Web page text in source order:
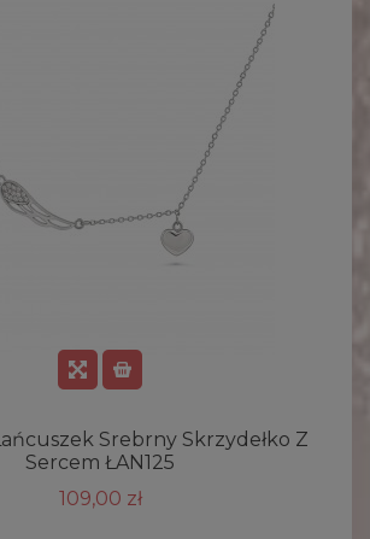
Srebrny Skrzydełko Z
Sercem ŁAN125
109,00 zł